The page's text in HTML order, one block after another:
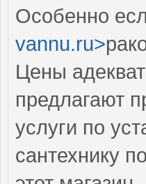
Особенно
vannu.ru>
Цены
предлагают
услуги по
сантехнику